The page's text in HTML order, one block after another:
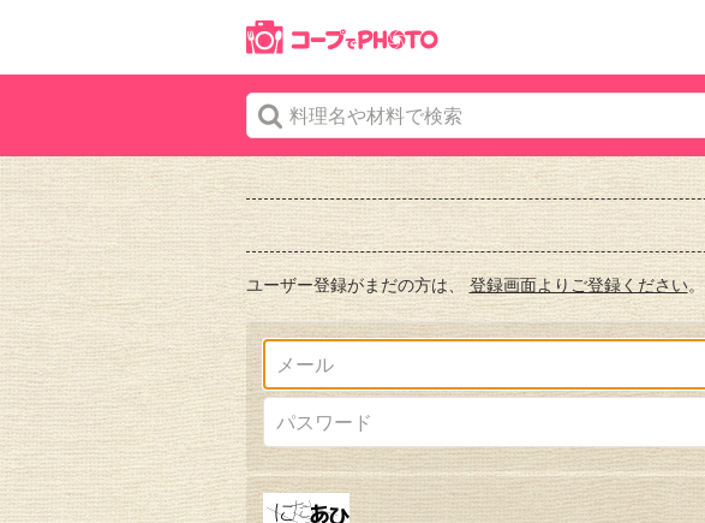
ユーザー登録がまだの方は、登録画面よりご登録ください。